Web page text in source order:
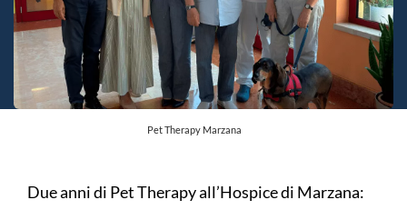
Pet Therapy Marzana
Due anni di Pet Therapy all’Hospice di Marzana: